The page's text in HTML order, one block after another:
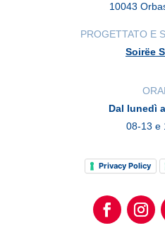
10043
PROGETTATO E
Soirëe
Dal lunedì
08-13 e
Privacy Policy